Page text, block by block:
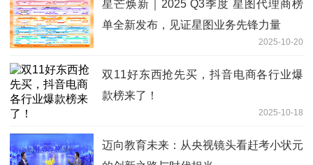
星芒焕新｜2025 Q3季度 星图代理商榜
单全新发布，见证星图业务先锋力量
2025-10-20
双11好东西抢先买，抖音电商各行业爆
款榜来了！
2025-10-18
迈向教育未来：从央视镜头看赶考小状元